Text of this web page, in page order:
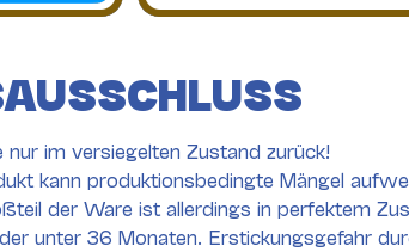
im versiegelten Zustand zurück!
kann produktionsbedingte Mängel
der Ware ist allerdings in perfektem
unter 36 Monaten. Erstickungsgefahr